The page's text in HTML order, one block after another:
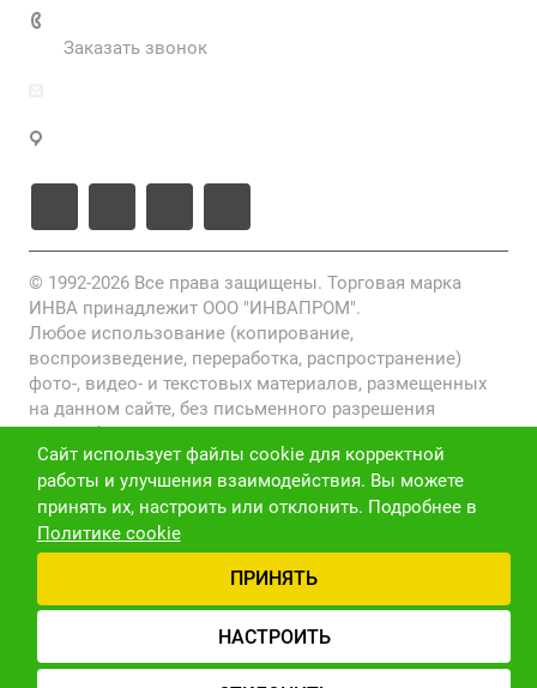
Заказать звонок
© 1992-2026 Все права защищены. Торговая марка
ИНВА принадлежит ООО "ИНВАПРОМ".
Любое использование (копирование,
воспроизведение, переработка, распространение)
фото-, видео- и текстовых материалов, размещенных
на данном сайте, без письменного разрешения
(ст. 1301 ГК РФ).
Политика конфиденциальности
Версия для слабовидящих Карта сайта
Сайт использует файлы cookie для корректной
работы и улучшения взаимодействия. Вы можете
принять их, настроить или отклонить. Подробнее в
Политике cookie
ПРИНЯТЬ
НАСТРОИТЬ